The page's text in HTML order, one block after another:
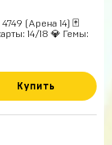
(Арена 14) 🃏
14/18 💎 Гемы:
Купить